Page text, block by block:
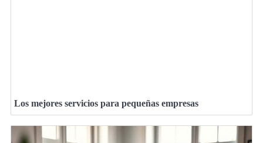
Los mejores servicios para pequeñas empresas